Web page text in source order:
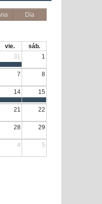
Día
vie.
sáb.
31 1
7 8
14 15
21 22
28 29
4 5